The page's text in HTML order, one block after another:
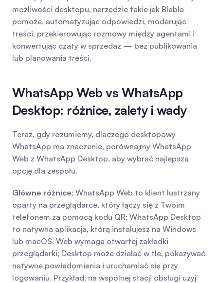
możliwości desktopu, narzędzie takie jak Blabla
pomoże, automatyzując odpowiedzi, moderując
treści, przekierowując rozmowy między agentami i
konwertując czaty w sprzedaż — bez publikowania
lub planowania treści.
WhatsApp Web vs WhatsApp
Desktop: różnice, zalety i wady
Teraz, gdy rozumiemy, dlaczego desktopowy
WhatsApp ma znaczenie, porównajmy WhatsApp
Web z WhatsApp Desktop, aby wybrać najlepszą
opcję dla zespołu.
Główne różnice: WhatsApp Web to klient lustrzany
oparty na przeglądarce, który łączy się z Twoim
telefonem za pomocą kodu QR; WhatsApp Desktop
to natywna aplikacja, którą instalujesz na Windows
lub macOS. Web wymaga otwartej zakładki
przeglądarki; Desktop może działać w tle, pokazywać
natywne powiadomienia i uruchamiać się przy
logowaniu. Przykład: na wspólnej stacji obsługi użyj